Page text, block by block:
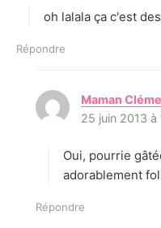
:
oh lalala ça c'est
Répondre
Maman
25 juin 2013
Oui, pourrie
adorablement
Répondre